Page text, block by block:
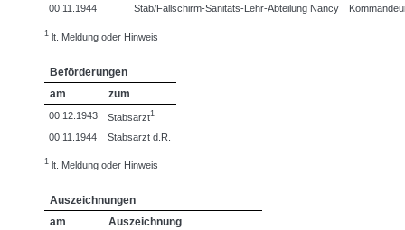
00.11.1944 Stab/Fallschirm-Sanitäts-Lehr-Abteilung Nancy
1 lt. Meldung oder Hinweis
Beförderungen
am
zum
00.12.1943 Stabsarzt1
00.11.1944 Stabsarzt d.R.
1 lt. Meldung oder Hinweis
Auszeichnungen
am
Auszeichnung